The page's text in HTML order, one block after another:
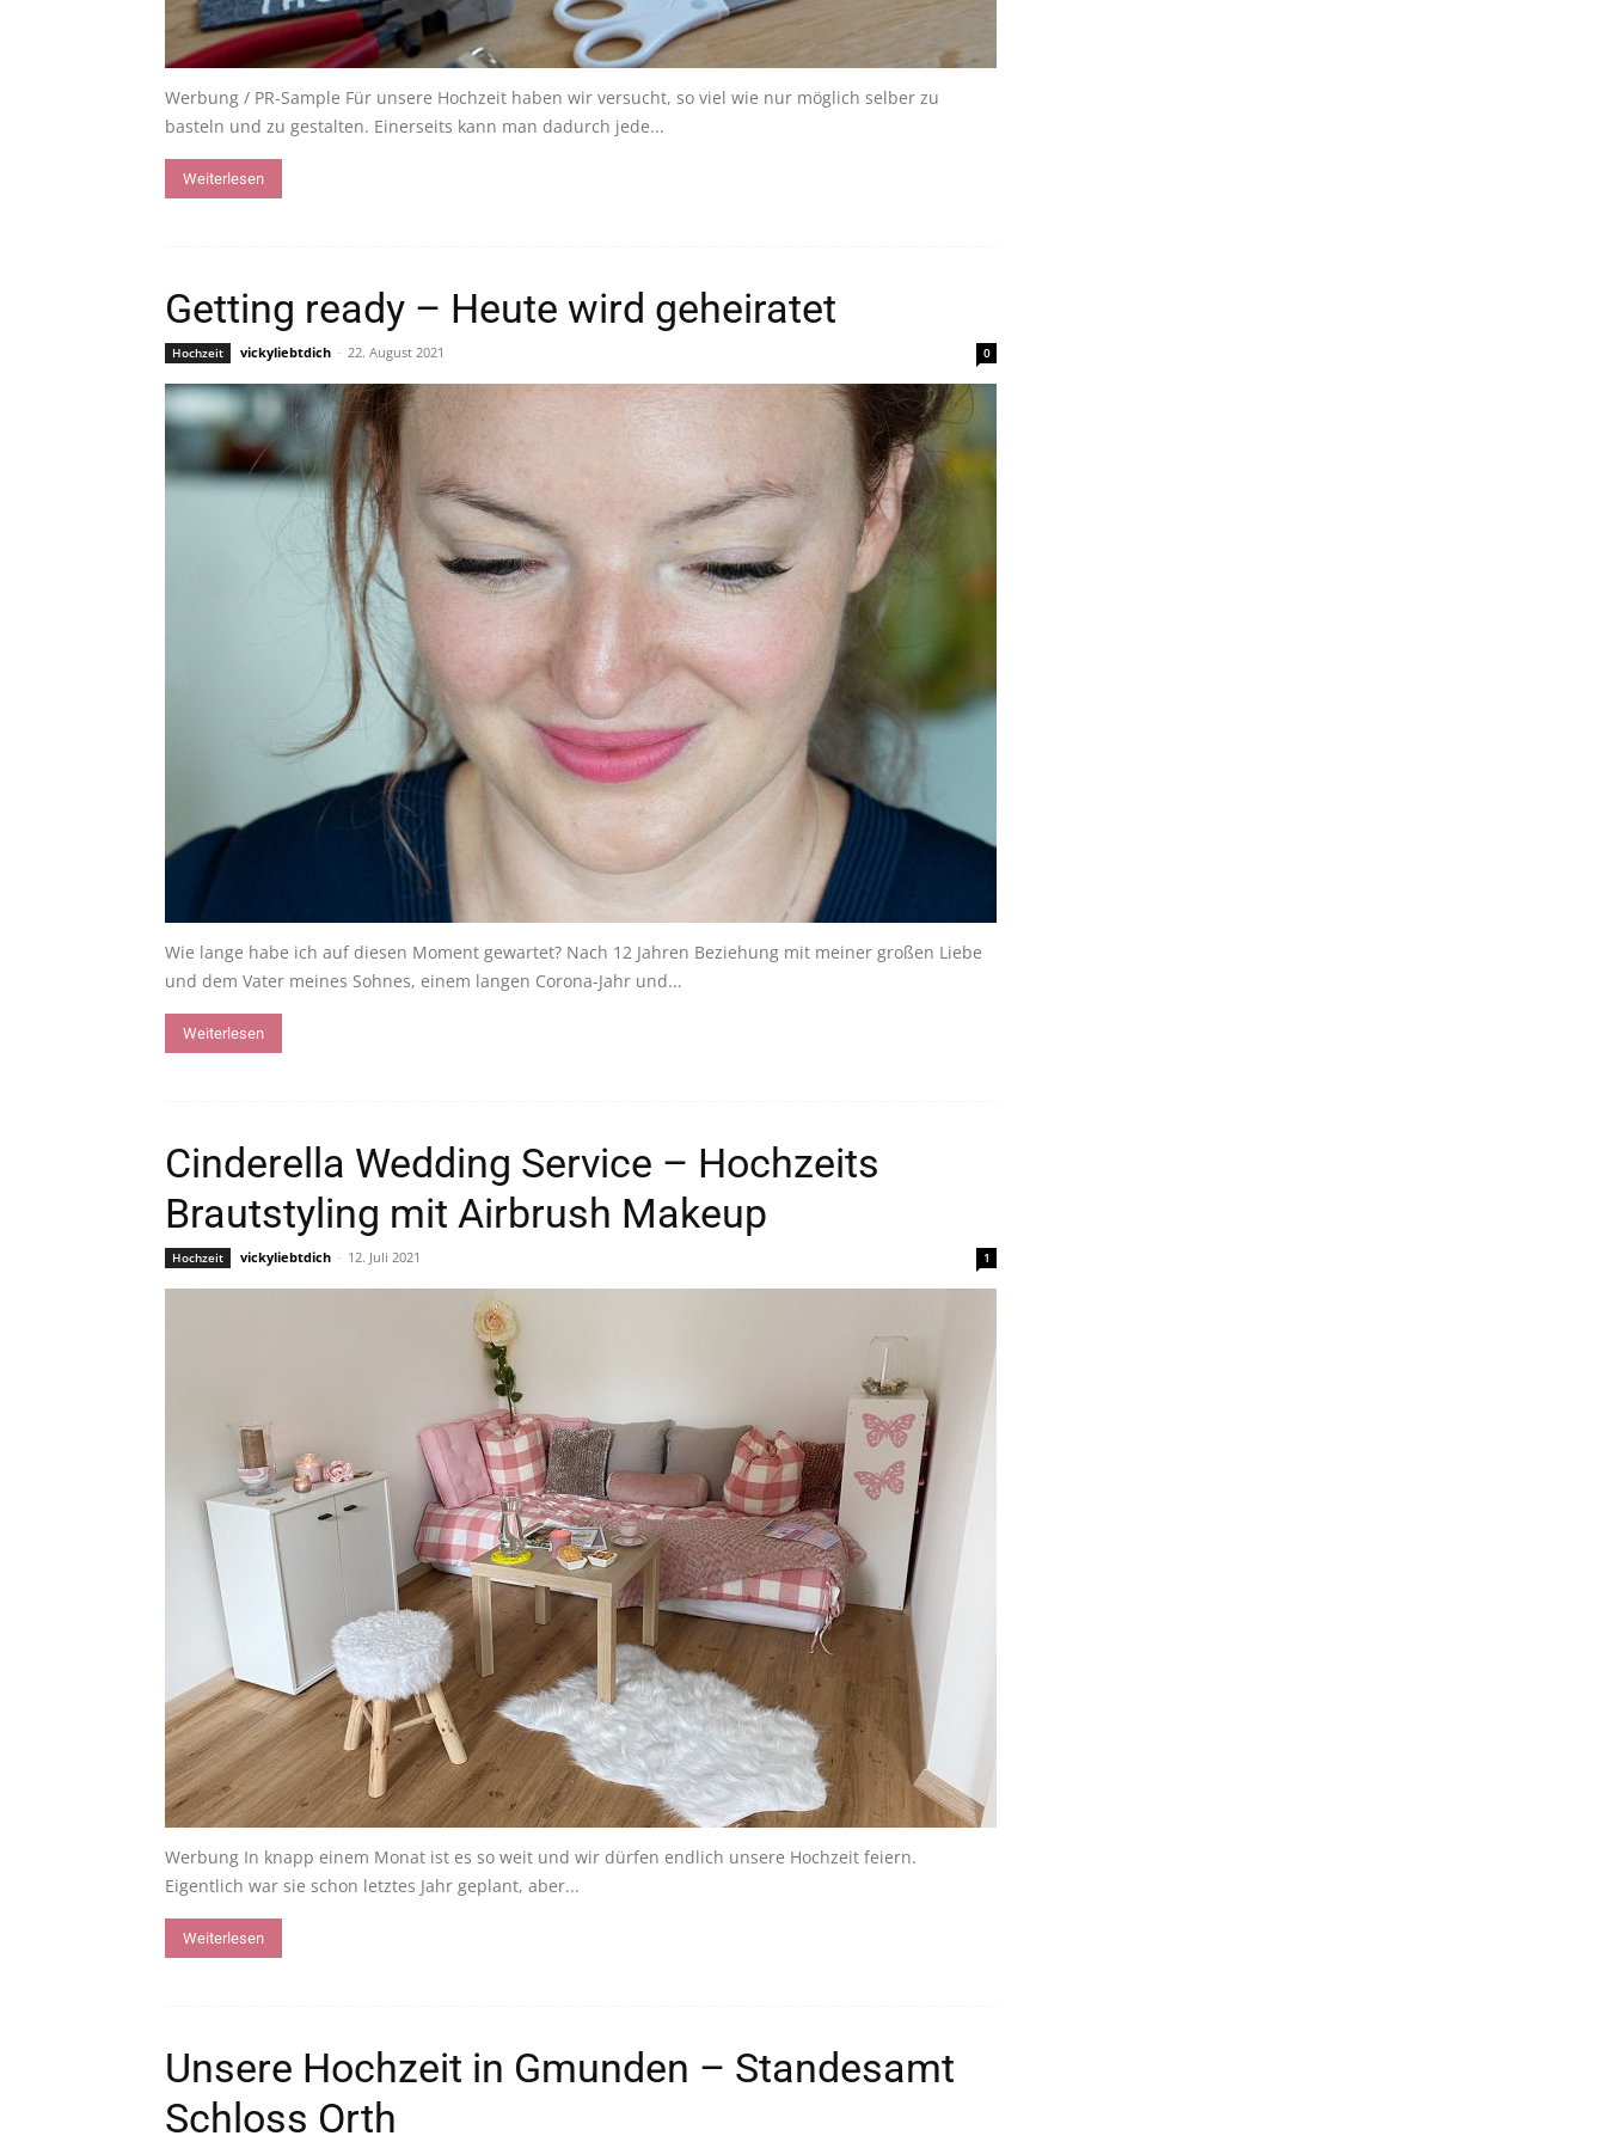
Werbung / PR-Sample Für unsere Hochzeit haben wir versucht, so viel wie nur möglich selber zu
basteln und zu gestalten. Einerseits kann man dadurch jede...
Weiterlesen
Getting ready – Heute wird geheiratet
Hochzeit vickyliebtdich - 22. August 2021 0
Wie lange habe ich auf diesen Moment gewartet? Nach 12 Jahren Beziehung mit meiner großen Liebe
und dem Vater meines Sohnes, einem langen Corona-Jahr und...
Weiterlesen
Cinderella Wedding Service – Hochzeits
Brautstyling mit Airbrush Makeup
Hochzeit vickyliebtdich - 12. Juli 2021 1
Werbung In knapp einem Monat ist es so weit und wir dürfen endlich unsere Hochzeit feiern.
Eigentlich war sie schon letztes Jahr geplant, aber...
Weiterlesen
Unsere Hochzeit in Gmunden – Standesamt
Schloss Orth